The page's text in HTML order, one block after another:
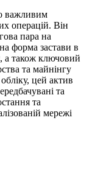
важливим
операцій. Він
пара на
форма застави в
а також ключовий
та майнінгу
цей актив
та
та
мережі